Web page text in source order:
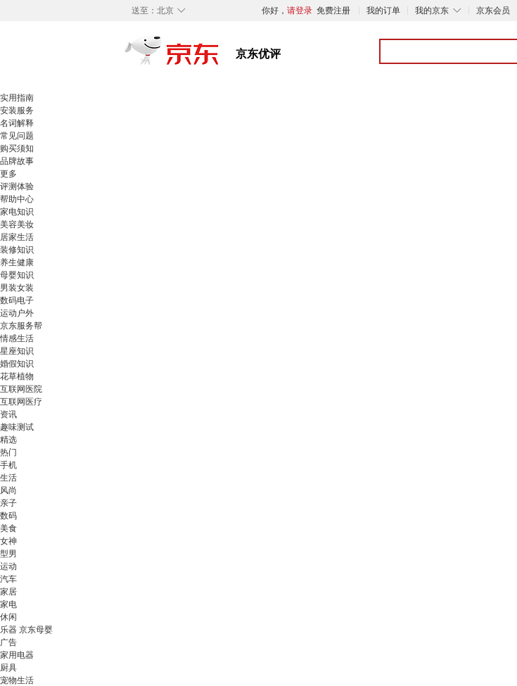
◇
送至： 北京 你好， 请登录 免费注册 我的订单 ◇
我的京东 京东会员
实用指南
安装服务
名词解释
常见问题
购买须知
品牌故事
更多
评测体验
帮助中心
家电知识
美容美妆
居家生活
装修知识
养生健康
母婴知识
男装女装
数码电子
运动户外
京东服务帮
情感生活
星座知识
婚假知识
花草植物
互联网医院
互联网医疗
资讯
趣味测试
精选
热门
手机
生活
风尚
亲子
数码
美食
女神
型男
运动
汽车
家居
家电
休闲
乐器 京东母婴
广告
家用电器
厨具
宠物生活